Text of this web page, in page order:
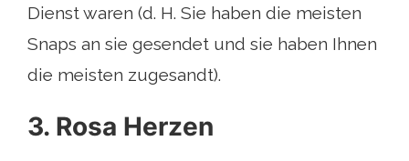
Dienst waren (d. H. Sie haben die meisten
Snaps an sie gesendet und sie haben Ihnen
die meisten zugesandt).
3. Rosa Herzen